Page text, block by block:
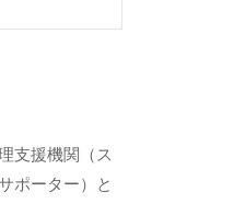
支援機関（ス
ポーター）と